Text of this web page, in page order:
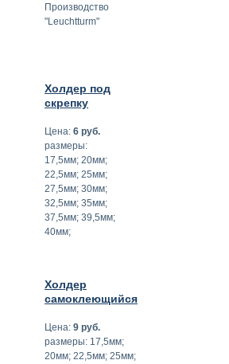
Производство
"Leuchtturm"
Холдер под
скрепку
Цена: 6 руб.
размеры:
17,5мм; 20мм;
22,5мм; 25мм;
27,5мм; 30мм;
32,5мм; 35мм;
37,5мм; 39,5мм;
40мм;
Холдер
самоклеющийся
Цена: 9 руб.
размеры: 17,5мм;
20мм; 22,5мм; 25мм;